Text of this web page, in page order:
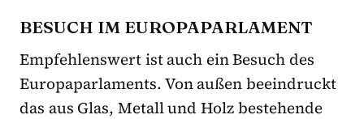
BESUCH IM EUROPAPARLAMENT
Empfehlenswert ist auch ein Besuch des
Europaparlaments. Von außen beeindruckt
das aus Glas, Metall und Holz bestehende